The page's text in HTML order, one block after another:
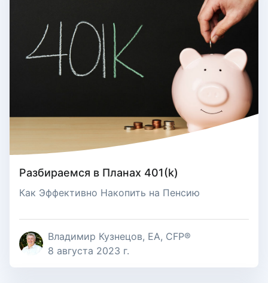
Разбираемся в Планах 401(k)
Как Эффективно Накопить на Пенсию
Владимир Кузнецов, EA, CFP®
8 августа 2023 г.